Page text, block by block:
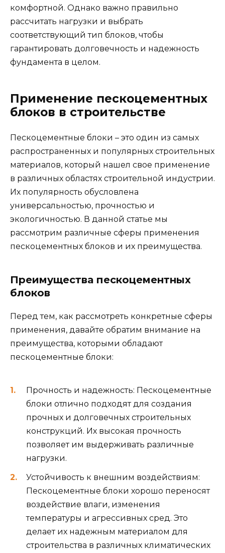
комфортной. Однако важно правильно
рассчитать нагрузки и выбрать
соответствующий тип блоков, чтобы
гарантировать долговечность и надежность
фундамента в целом.
Применение пескоцементных
блоков в строительстве
Пескоцементные блоки – это один из самых
распространенных и популярных строительных
материалов, который нашел свое применение
в различных областях строительной индустрии.
Их популярность обусловлена
универсальностью, прочностью и
экологичностью. В данной статье мы
рассмотрим различные сферы применения
пескоцементных блоков и их преимущества.
Преимущества пескоцементных
блоков
Перед тем, как рассмотреть конкретные сферы
применения, давайте обратим внимание на
преимущества, которыми обладают
пескоцементные блоки:
Прочность и надежность: Пескоцементные
блоки отлично подходят для создания
прочных и долговечных строительных
конструкций. Их высокая прочность
позволяет им выдерживать различные
нагрузки.
Устойчивость к внешним воздействиям:
Пескоцементные блоки хорошо переносят
воздействие влаги, изменения
температуры и агрессивных сред. Это
делает их надежным материалом для
строительства в различных климатических